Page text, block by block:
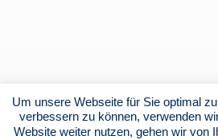
Um unsere Webseite für Sie optimal
verbessern zu können, verwenden
Website weiter nutzen, gehen wir von